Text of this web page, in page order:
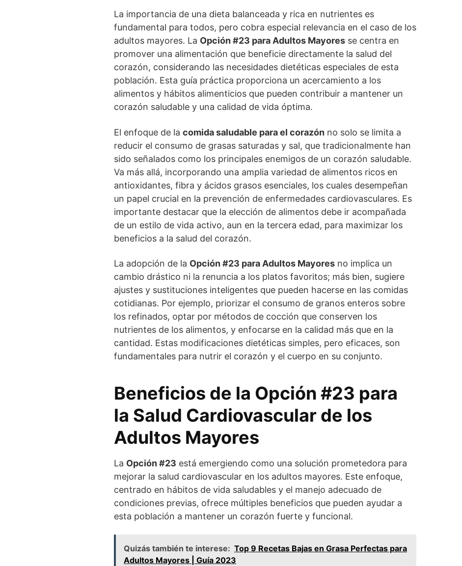
La importancia de una dieta balanceada y rica en nutrientes es
fundamental para todos, pero cobra especial relevancia en el caso de los
adultos mayores. La Opción #23 para Adultos Mayores se centra en
promover una alimentación que beneficie directamente la salud del
corazón, considerando las necesidades dietéticas especiales de esta
población. Esta guía práctica proporciona un acercamiento a los
alimentos y hábitos alimenticios que pueden contribuir a mantener un
corazón saludable y una calidad de vida óptima.
El enfoque de la comida saludable para el corazón no solo se limita a
reducir el consumo de grasas saturadas y sal, que tradicionalmente han
sido señalados como los principales enemigos de un corazón saludable.
Va más allá, incorporando una amplia variedad de alimentos ricos en
antioxidantes, fibra y ácidos grasos esenciales, los cuales desempeñan
un papel crucial en la prevención de enfermedades cardiovasculares. Es
importante destacar que la elección de alimentos debe ir acompañada
de un estilo de vida activo, aun en la tercera edad, para maximizar los
beneficios a la salud del corazón.
La adopción de la Opción #23 para Adultos Mayores no implica un
cambio drástico ni la renuncia a los platos favoritos; más bien, sugiere
ajustes y sustituciones inteligentes que pueden hacerse en las comidas
cotidianas. Por ejemplo, priorizar el consumo de granos enteros sobre
los refinados, optar por métodos de cocción que conserven los
nutrientes de los alimentos, y enfocarse en la calidad más que en la
cantidad. Estas modificaciones dietéticas simples, pero eficaces, son
fundamentales para nutrir el corazón y el cuerpo en su conjunto.
Beneficios de la Opción #23 para
la Salud Cardiovascular de los
Adultos Mayores
La Opción #23 está emergiendo como una solución prometedora para
mejorar la salud cardiovascular en los adultos mayores. Este enfoque,
centrado en hábitos de vida saludables y el manejo adecuado de
condiciones previas, ofrece múltiples beneficios que pueden ayudar a
esta población a mantener un corazón fuerte y funcional.
Quizás también te interese: Top 9 Recetas Bajas en Grasa Perfectas para
Adultos Mayores | Guía 2023